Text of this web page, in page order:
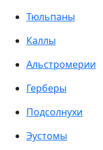
Тюльпаны
Каллы
Альстромерии
Герберы
Подсолнухи
Эустомы